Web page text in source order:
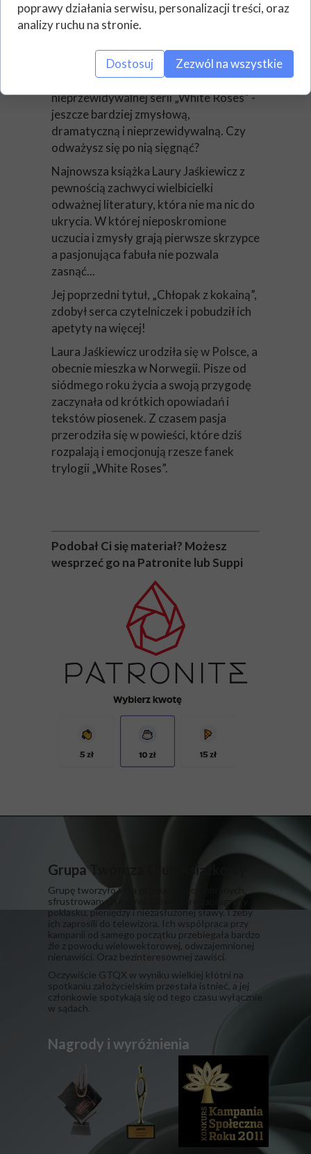
Laura Jaśkiewicz wraca w wielkim,
ognistym stylu i oddaje w ręce
Czytelniczek kontynuację
nieprzewidywalnej serii „White Roses” -
jeszcze bardziej zmysłową,
dramatyczną i nieprzewidywalną. Czy
odważysz się po nią sięgnąć?
Najnowsza książka Laury Jaśkiewicz z
pewnością zachwyci wielbicielki
odważnej literatury, która nie ma nic do
ukrycia. W której nieposkromione
uczucia i zmysły grają pierwsze skrzypce
a pasjonująca fabuła nie pozwala
zasnąć...
Jej poprzedni tytuł, „Chłopak z kokainą”,
zdobył serca czytelniczek i pobudził ich
apetyty na więcej!
Laura Jaśkiewicz urodziła się w Polsce, a
obecnie mieszka w Norwegii. Pisze od
siódmego roku życia a swoją przygodę
zaczynała od krótkich opowiadań i
tekstów piosenek. Z czasem pasja
przerodziła się w powieści, które dziś
rozpalają i emocjonują rzesze fanek
trylogii „White Roses”.
Podobał Ci się materiał? Możesz
wesprzeć go na Patronite lub Suppi
Grupa Twórcza Qlub Xsiążkowy
Grupę tworzyło kilka przypadkowo dobranych,
sfrustrowanych indywiduów, które zapragnęły
poklasku, pieniędzy i niezasłużonej sławy. I żeby
ich zaprosili do telewizora. Ich współpraca przy
kampanii od samego początku przebiegała bardzo
źle z powodu wielowektorowej, odwzajemnionej
nienawiści. Oraz bezinteresownej zawiści.
​Oczywiście GTQX w wyniku wielkiej kłótni na
spotkaniu założycielskim przestała istnieć, a jej
członkowie spotykają się od tego czasu wyłącznie
w sądach.
Nagrody i wyróżnienia
poprawy działania serwisu, personalizacji treści, oraz
analizy ruchu na stronie.
Dostosuj Zezwól na wszystkie